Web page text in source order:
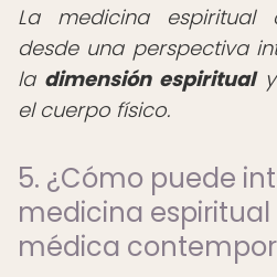
La medicina espiritual
desde una perspectiva
la dimensión espiritualy
el cuerpo físico.
5. ¿Cómo puede
medicina
médica